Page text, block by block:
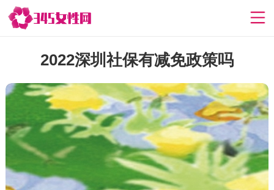
2022深圳社保有减免政策吗